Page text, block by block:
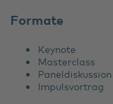
Formate
Keynote
Masterclass
Paneldiskussion
Impulsvortrag